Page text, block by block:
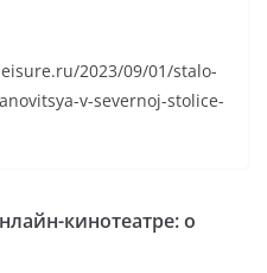
2023/09/01/stalo-
v-severnoj-stolice-
кинотеатре: о